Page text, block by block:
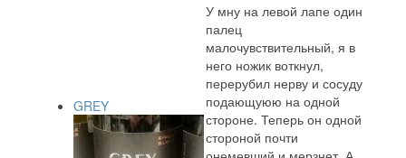
GREY
У мну на левой лапе один
палец
малочувствительный, я в
него ножик воткнул,
перерубил нерву и сосуду
подающуюю на одной
стороне. Теперь он одной
стороной почти